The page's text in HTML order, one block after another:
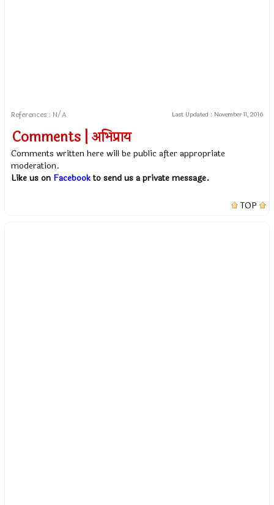
References : N/A Last Updated : November 11, 2016
Comments | अभिप्राय
Comments written here will be public after appropriate
moderation.
Like us on Facebookto send us a private message.
TOP